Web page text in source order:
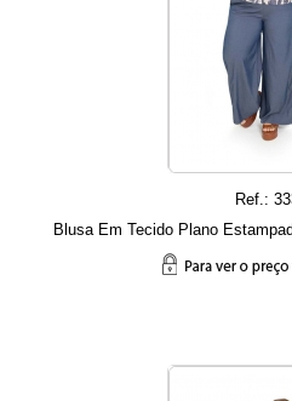
Ref.:
Blusa Em Tecido Plano